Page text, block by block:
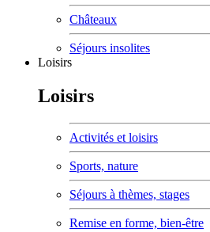
Châteaux
Séjours insolites
Loisirs
Loisirs
Activités et loisirs
Sports, nature
Séjours à thèmes, stages
Remise en forme, bien-être